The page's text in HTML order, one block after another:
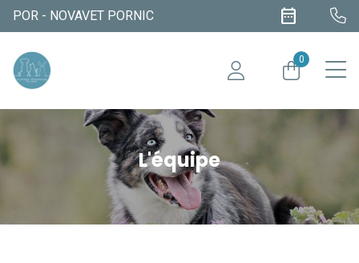
POR - NOVAVET PORNIC date_range
0
L'équipe